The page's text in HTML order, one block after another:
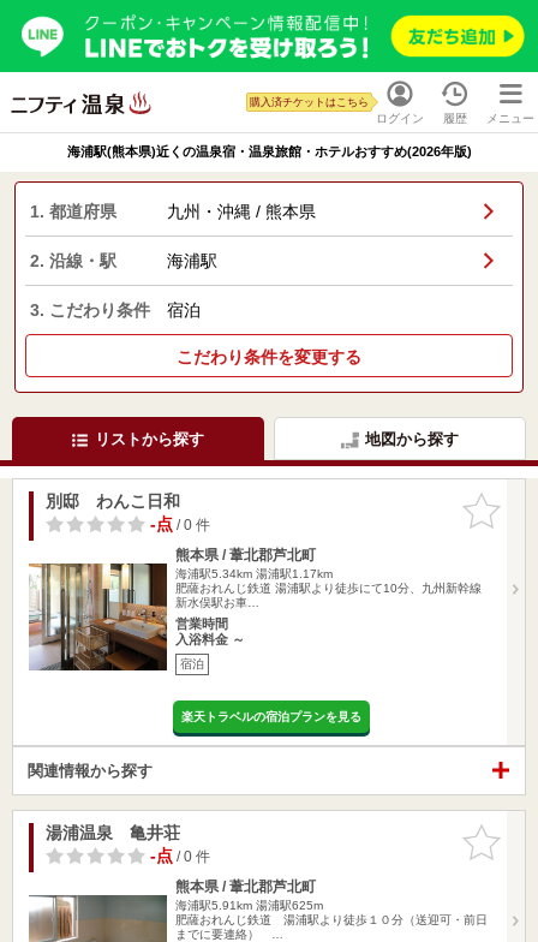
ログイン
購入済チケットはこちら
履歴 メニュー
海浦駅(熊本県)近くの温泉宿・温泉旅館・ホテルおすすめ(2026年版)
1. 都道府県 九州・沖縄 / 熊本県
2. 沿線・駅 海浦駅
3. こだわり条件 宿泊
こだわり条件を変更する
リストから探す 地図から探す
お気に入
りに追加
別邸 わんこ日和
-点/ 0 件
熊本県 / 葦北郡芦北町
海浦駅5.34km 湯浦駅1.17km
肥薩おれんじ鉄道 湯浦駅より徒歩にて10分、九州新幹線
新水俣駅お車…
営業時間
入浴料金 ～
宿泊
楽天トラベルの宿泊プランを見る
関連情報から探す
お気に入
りに追加
湯浦温泉 亀井荘
-点/ 0 件
熊本県 / 葦北郡芦北町
海浦駅5.91km 湯浦駅625m
肥薩おれんじ鉄道 湯浦駅より徒歩１０分（送迎可・前日
までに要連絡） …